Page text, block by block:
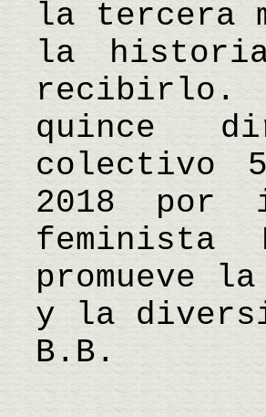
la tercera
la historia
recibirlo.
quince
colectivo
2018 por
feminista
promueve
y la
B.B.